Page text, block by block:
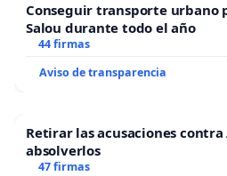
Conseguir transporte urbano
Salou durante todo el año
44 firmas
Aviso de transparencia
Retirar las acusaciones contra
absolverlos
47 firmas